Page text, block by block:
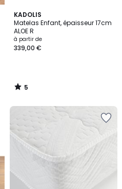
KADOLIS
Matelas Enfant, épaisseur 17cm
ALOE R
à partir de
339,00 €
5
/
5
5
/